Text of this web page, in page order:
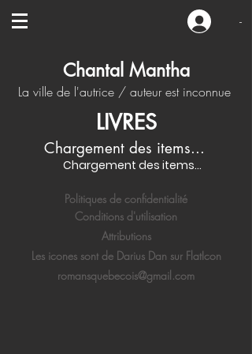
-
Chantal Mantha
La ville de l'autrice / auteur est inconnue
LIVRES
Chargement des items...
Chargement des items...
Politiques de confidentialité
Conditions d'utilisation
Attributions
Les icones sont de Darius Dan sur FlatIcon
romansquebecois@gmail.com